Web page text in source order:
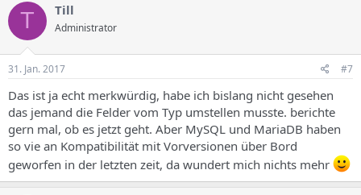
T Till
Administrator
31. Jan. 2017 #7
Das ist ja echt merkwürdig, habe ich bislang nicht gesehen
das jemand die Felder vom Typ umstellen musste. berichte
gern mal, ob es jetzt geht. Aber MySQL und MariaDB haben
so vie an Kompatibilität mit Vorversionen über Bord
geworfen in der letzten zeit, da wundert mich nichts mehr